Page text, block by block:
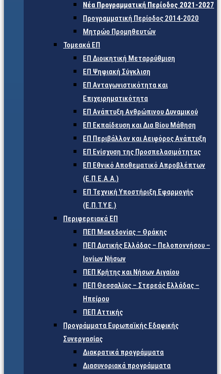
Νέα Προγραμματική Περίοδος 2021-2027
Προγραμματική Περίοδος 2014-2020
Μητρώο Προμηθευτών
Τομεακά ΕΠ
ΕΠ Διοικητική Μεταρρύθμιση
ΕΠ Ψηφιακή Σύγκλιση
ΕΠ Ανταγωνιστικότητα και
Επιχειρηματικότητα
ΕΠ Ανάπτυξη Ανθρώπινου Δυναμικού
ΕΠ Εκπαίδευση και Δια Βίου Μάθηση
ΕΠ Περιβάλλον και Αειφόρος Ανάπτυξη
ΕΠ Ενίσχυση της Προσπελασιμότητας
ΕΠ Εθνικό Αποθεματικό Απροβλέπτων
(Ε.Π.Ε.Α.Α.)
ΕΠ Τεχνική Υποστήριξη Εφαρμογής
(Ε.Π.Τ.Υ.Ε.)
Περιφερειακά ΕΠ
ΠΕΠ Μακεδονίας – Θράκης
ΠΕΠ Δυτικής Ελλάδας – Πελοποννήσου –
Ιονίων Νήσων
ΠΕΠ Κρήτης και Νήσων Αιγαίου
ΠΕΠ Θεσσαλίας – Στερεάς Ελλάδας –
Ηπείρου
ΠΕΠ Αττικής
Προγράμματα Ευρωπαϊκής Εδαφικής
Συνεργασίας
Διακρατικά προγράμματα
Διασυνοριακά προγράμματα